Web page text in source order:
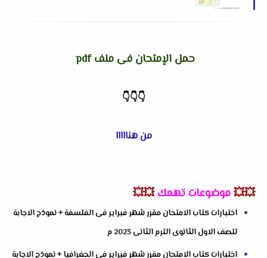
حمل الإمتحان فى ملف pdf
👇
👇
👇
من هنااااا
💥💥موضوعات تهمك 💥💥
اختبارات كتاب الامتحان مقرر شهر فبراير فى الفلسفة + نموذج الاجابة
للصف الاول الثانوى الترم الثانى 2023 م
اختبارات كتاب الامتحان مقرر شهر فبراير فى الجغرافيا + نموذج الاجابة